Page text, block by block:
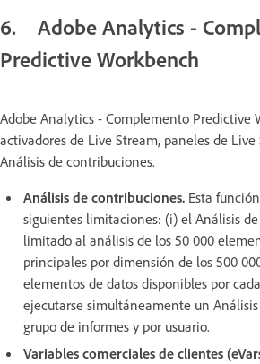
6. Adobe Analytics -
Predictive Workbench
Adobe Analytics - Complemento Predictive
activadores de Live Stream, paneles de
Análisis de contribuciones.
Análisis de contribuciones. Esta
siguientes limitaciones: (i) el Análisis
limitado al análisis de los 50 000
principales por dimensión de los 500
elementos de datos disponibles por
ejecutarse simultáneamente un
grupo de informes y por usuario.
Variables comerciales de clientes